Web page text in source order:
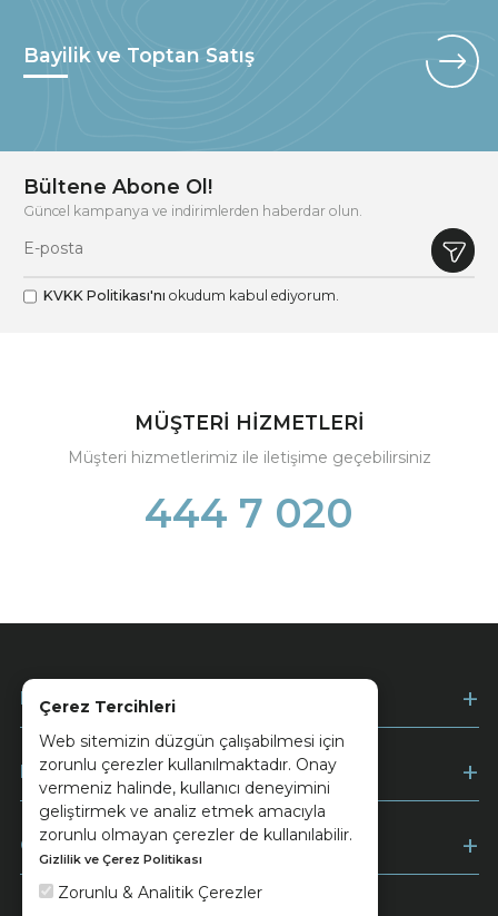
Çerez Tercihleri
Web sitemizin düzgün çalışabilmesi için
zorunlu çerezler kullanılmaktadır. Onay
vermeniz halinde, kullanıcı deneyimini
geliştirmek ve analiz etmek amacıyla
zorunlu olmayan çerezler de kullanılabilir.
Gizlilik ve Çerez Politikası
Zorunlu & Analitik Çerezler
Bayilik ve Toptan Satış
Bültene Abone Ol!
Güncel kampanya ve indirimlerden haberdar olun.
KVKK Politikası'nı okudum kabul ediyorum.
MÜŞTERİ HİZMETLERİ
Müşteri hizmetlerimiz ile iletişime geçebilirsiniz
444 7 020
Kurumsal
Müşteri Hizmetleri
Ödeme